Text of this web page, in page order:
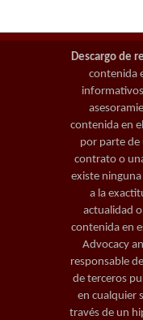
Descargo de
contenida
contenida en
por parte de
contrato o
existe
a la
actualidad
contenida en
Advocacy
responsable
de terceros
en cualquier
través de un